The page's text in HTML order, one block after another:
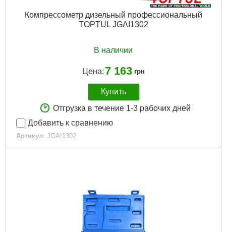
Компрессометр дизельный профессиональный
TOPTUL JGAI1302
В наличии
Цена: 7 163 грн
Купить
Отгрузка в течение 1-3 рабочих дней
Добавить к сравнению
Артикул: JGAI1302
Код товара: 10.34.15
0-1000 psi и 0-70 бар
370x300x85 мм